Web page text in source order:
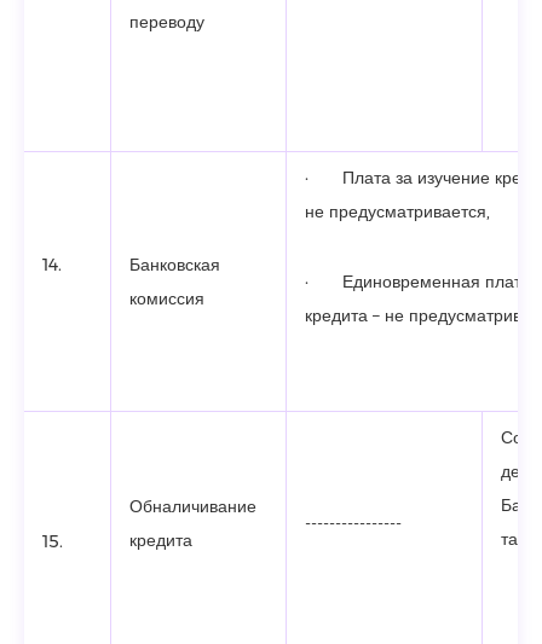
переводу
14.
Банковская
комиссия
· Плата за изучение
не предусматривается,
· Единовременная плата
кредита – не
15.
Обналичивание
кредита
----------------